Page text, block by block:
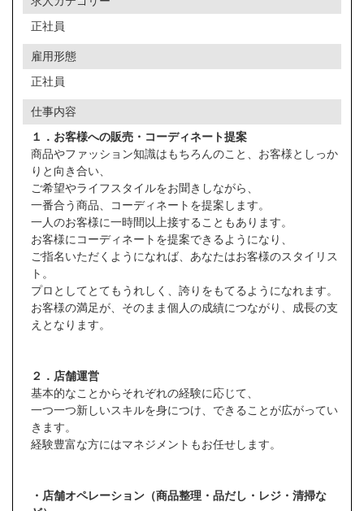
正社員
雇用形態
正社員
仕事内容
１．お客様への販売・コーディネート提案
商品やファッション知識はもちろんのこと、お客様としっか
りと向き合い、
ご希望やライフスタイルをお聞きしながら、
一番合う商品、コーディネートを提案します。
一人のお客様に一時間以上接することもあります。
お客様にコーディネートを提案できるようになり、
ご指名いただくようになれば、あなたはお客様のスタイリス
ト。
プロとしてとてもうれしく、誇りをもてるようになれます。
お客様の満足が、そのまま個人の成績につながり、成長の支
えとなります。
２．店舗運営
基本的なことからそれぞれの経験に応じて、
一つ一つ新しいスキルを身につけ、できることが広がってい
きます。
経験豊富な方にはマネジメントもお任せします。
・店舗オペレーション（商品整理・品だし・レジ・清掃な